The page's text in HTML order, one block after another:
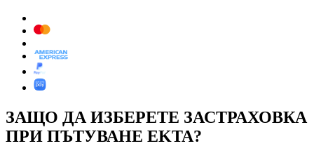
ЗАЩО ДА ИЗБЕРЕТЕ ЗАСТРАХОВКА
ПРИ ПЪТУВАНЕ EKTA?